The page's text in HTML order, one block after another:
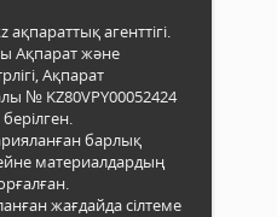
агенттігі.
Ақпарат және
Ақпарат
№ KZ80VPY00052424
барлық
материалдардың
жағдайда сілтеме